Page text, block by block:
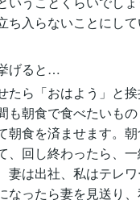
ち入らないことにして
げると…
たら「おはよう」と挨
も朝食で食べたいも
朝食を済ませます。
、回し終わったら、
妻は出社、私はテレ
なったら妻を見送り